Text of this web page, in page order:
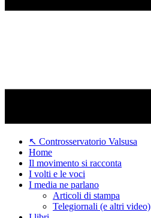
↖ Controsservatorio Valsusa
Home
Il movimento si racconta
I volti e le voci
I media ne parlano
Articoli di stampa
Telegiornali (e altri video)